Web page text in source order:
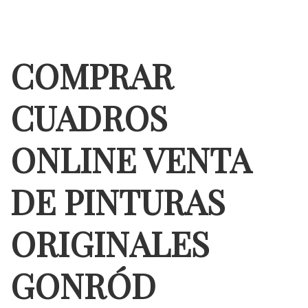
COMPRAR
CUADROS
ONLINE VENTA
DE PINTURAS
ORIGINALES
GONRÓD